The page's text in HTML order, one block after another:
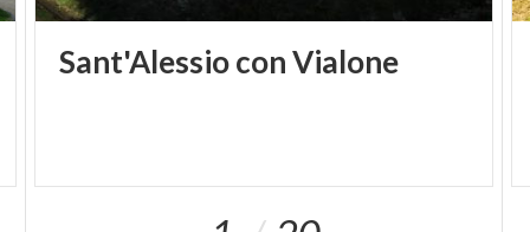
massari e salariati sotto la supervisione dei signori.
Nel 1554 Vialone venne ceduta dai de' Giorgi al
Sant'AlessioconVialone